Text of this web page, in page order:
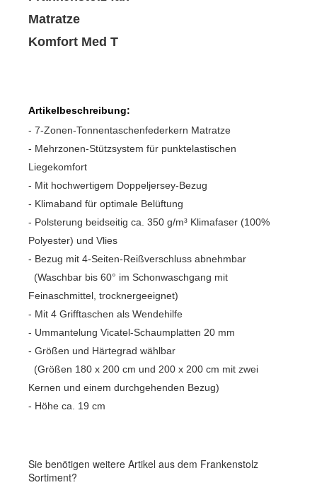
Matratze
Komfort Med T
Artikelbeschreibung:
- 7-Zonen-Tonnentaschenfederkern Matratze
- Mehrzonen-Stützsystem für punktelastischen
Liegekomfort
- Mit hochwertigem Doppeljersey-Bezug
- Klimaband für optimale Belüftung
- Polsterung beidseitig ca. 350 g/m³ Klimafaser (100%
Polyester) und Vlies
- Bezug mit 4-Seiten-Reißverschluss abnehmbar
(Waschbar bis 60° im Schonwaschgang mit
Feinaschmittel, trocknergeeignet)
- Mit 4 Grifftaschen als Wendehilfe
- Ummantelung Vicatel-Schaumplatten 20 mm
- Größen und Härtegrad wählbar
(Größen 180 x 200 cm und 200 x 200 cm mit zwei
Kernen und einem durchgehenden Bezug)
- Höhe ca. 19 cm
Sie benötigen weitere Artikel aus dem Frankenstolz
Sortiment?